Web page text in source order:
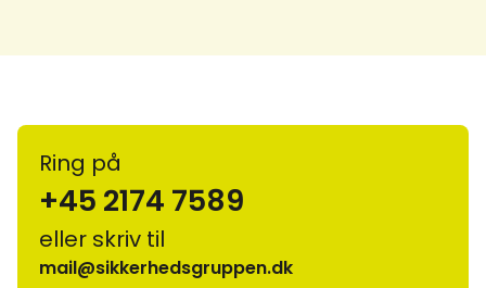
Ring på
+45 2174 7589
eller skriv til
mail@sikkerhedsgruppen.dk